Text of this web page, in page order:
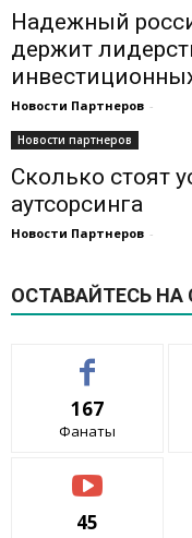
Надежный
держит
Новости Партнеров -
Новости партнеров
Сколько стоят
аутсорсинга
Новости Партнеров -
ОСТАВАЙТЕСЬ НА
167
Фанаты
45